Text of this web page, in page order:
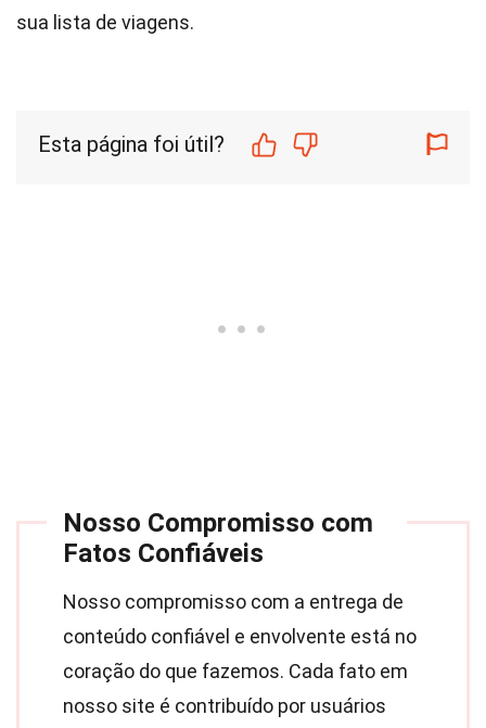
sua lista de viagens.
Esta página foi útil?
Nosso Compromisso com
Fatos Confiáveis
Nosso compromisso com a entrega de
conteúdo confiável e envolvente está no
coração do que fazemos. Cada fato em
nosso site é contribuído por usuários